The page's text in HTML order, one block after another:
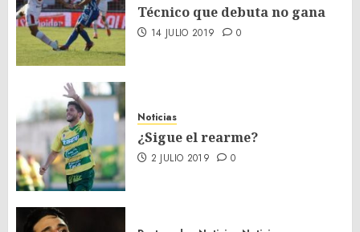
Técnico que debuta no gana
14 JULIO 2019 0
Noticias
¿Sigue el rearme?
2 JULIO 2019 0